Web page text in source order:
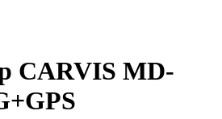
CARVIS MD-